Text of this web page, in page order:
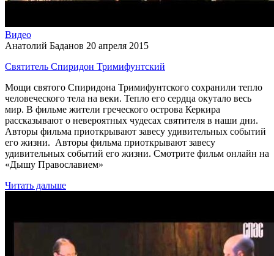
Видео
Анатолий Баданов 20 апреля 2015
Святитель Спиридон Тримифунтский
Мощи святого Спиридона Тримифунтского сохранили тепло
человеческого тела на веки. Тепло его сердца окутало весь
мир. В фильме жители греческого острова Керкира
рассказывают о невероятных чудесах святителя в наши дни.
Авторы фильма приоткрывают завесу удивительных событий
его жизни. Авторы фильма приоткрывают завесу
удивительных событий его жизни. Смотрите фильм онлайн на
«Дышу Православием»
Читать дальше